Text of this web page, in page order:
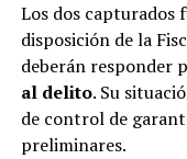
Los dos capturados
disposición de la
deberán responder
al delito. Su
de control de
preliminares.